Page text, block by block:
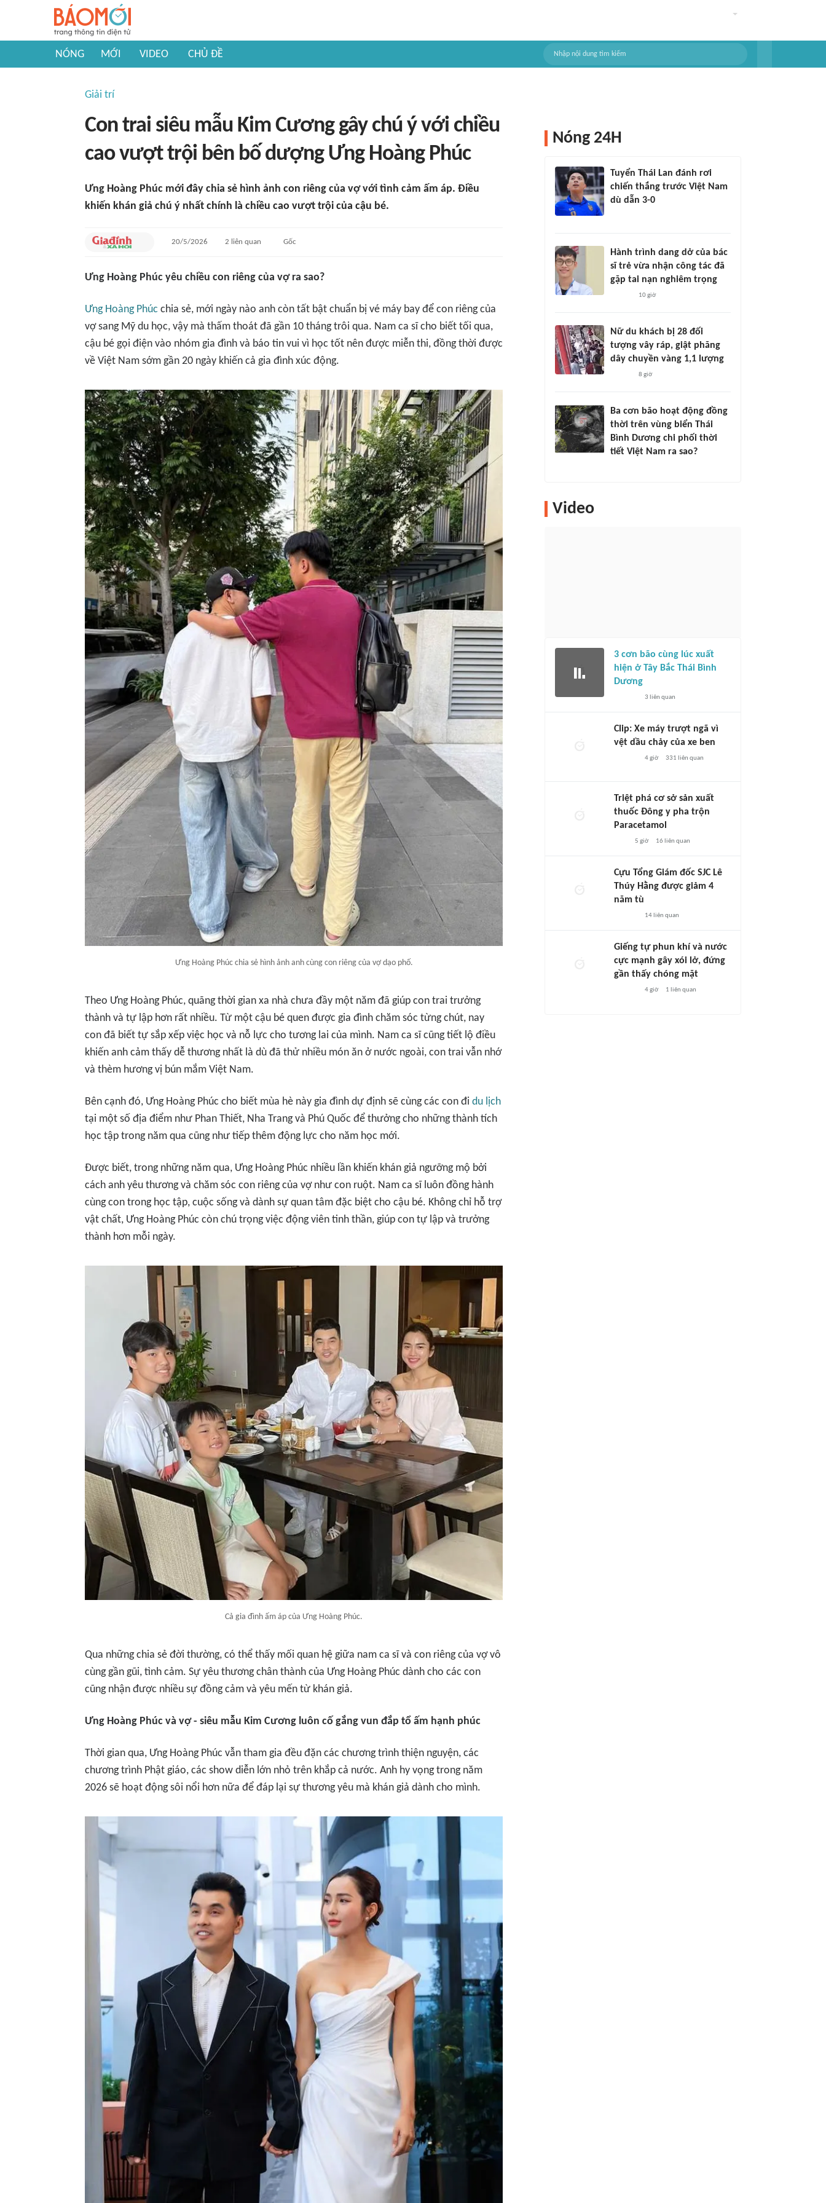
NÓNG MỚI VIDEO CHỦ ĐỀ
Giải trí
Con trai siêu mẫu Kim Cương gây chú ý với chiều
cao vượt trội bên bố dượng Ưng Hoàng Phúc
Ưng Hoàng Phúc mới đây chia sẻ hình ảnh con riêng của vợ với tình cảm ấm áp. Điều
khiến khán giả chú ý nhất chính là chiều cao vượt trội của cậu bé.
20/5/2026 2 liên quan Gốc
Ưng Hoàng Phúc yêu chiều con riêng của vợ ra sao?
Ưng Hoàng Phúc chia sẻ, mới ngày nào anh còn tất bật chuẩn bị vé máy bay để con riêng của
vợ sang Mỹ du học, vậy mà thấm thoát đã gần 10 tháng trôi qua. Nam ca sĩ cho biết tối qua,
cậu bé gọi điện vào nhóm gia đình và báo tin vui vì học tốt nên được miễn thi, đồng thời được
về Việt Nam sớm gần 20 ngày khiến cả gia đình xúc động.
Ưng Hoàng Phúc chia sẻ hình ảnh anh cùng con riêng của vợ dạo phố.
Theo Ưng Hoàng Phúc, quãng thời gian xa nhà chưa đầy một năm đã giúp con trai trưởng
thành và tự lập hơn rất nhiều. Từ một cậu bé quen được gia đình chăm sóc từng chút, nay
con đã biết tự sắp xếp việc học và nỗ lực cho tương lai của mình. Nam ca sĩ cũng tiết lộ điều
khiến anh cảm thấy dễ thương nhất là dù đã thử nhiều món ăn ở nước ngoài, con trai vẫn nhớ
và thèm hương vị bún mắm Việt Nam.
Bên cạnh đó, Ưng Hoàng Phúc cho biết mùa hè này gia đình dự định sẽ cùng các con đi du lịch
tại một số địa điểm như Phan Thiết, Nha Trang và Phú Quốc để thưởng cho những thành tích
học tập trong năm qua cũng như tiếp thêm động lực cho năm học mới.
Được biết, trong những năm qua, Ưng Hoàng Phúc nhiều lần khiến khán giả ngưỡng mộ bởi
cách anh yêu thương và chăm sóc con riêng của vợ như con ruột. Nam ca sĩ luôn đồng hành
cùng con trong học tập, cuộc sống và dành sự quan tâm đặc biệt cho cậu bé. Không chỉ hỗ trợ
vật chất, Ưng Hoàng Phúc còn chú trọng việc động viên tinh thần, giúp con tự lập và trưởng
thành hơn mỗi ngày.
Cả gia đình ấm áp của Ưng Hoàng Phúc.
Qua những chia sẻ đời thường, có thể thấy mối quan hệ giữa nam ca sĩ và con riêng của vợ vô
cùng gần gũi, tình cảm. Sự yêu thương chân thành của Ưng Hoàng Phúc dành cho các con
cũng nhận được nhiều sự đồng cảm và yêu mến từ khán giả.
Ưng Hoàng Phúc và vợ - siêu mẫu Kim Cương luôn cố gắng vun đắp tổ ấm hạnh phúc
Thời gian qua, Ưng Hoàng Phúc vẫn tham gia đều đặn các chương trình thiện nguyện, các
chương trình Phật giáo, các show diễn lớn nhỏ trên khắp cả nước. Anh hy vọng trong năm
2026 sẽ hoạt động sôi nổi hơn nữa để đáp lại sự thương yêu mà khán giả dành cho mình.
Nóng 24H
Tuyển Thái Lan đánh rơi
chiến thắng trước Việt Nam
dù dẫn 3-0
Hành trình dang dở của bác
sĩ trẻ vừa nhận công tác đã
gặp tai nạn nghiêm trọng
10 giờ
Nữ du khách bị 28 đối
tượng vây ráp, giật phăng
dây chuyền vàng 1,1 lượng
8 giờ
Ba cơn bão hoạt động đồng
thời trên vùng biển Thái
Bình Dương chi phối thời
tiết Việt Nam ra sao?
Video
3 cơn bão cùng lúc xuất
hiện ở Tây Bắc Thái Bình
Dương
3 liên quan
Clip: Xe máy trượt ngã vì
vệt dầu chảy của xe ben
4 giờ 331 liên quan
Triệt phá cơ sở sản xuất
thuốc Đông y pha trộn
Paracetamol
5 giờ 16 liên quan
Cựu Tổng Giám đốc SJC Lê
Thúy Hằng được giảm 4
năm tù
14 liên quan
Giếng tự phun khí và nước
cực mạnh gây xói lở, đứng
gần thấy chóng mặt
4 giờ 1 liên quan